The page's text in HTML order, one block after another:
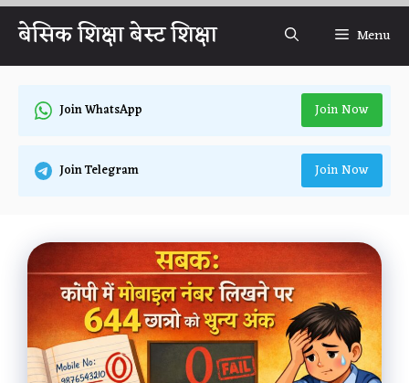
Skipबेसिक शिक्षा बेस्ट शिक्षा Menu
Join WhatsApp Join Now
Join Telegram Join Now